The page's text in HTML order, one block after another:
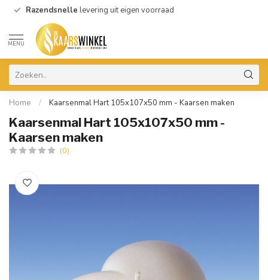
Razendsnelle levering uit eigen voorraad
MENU
Home / Kaarsenmal Hart 105x107x50 mm - Kaarsen maken
Kaarsenmal Hart 105x107x50 mm -
Kaarsen maken
(0)